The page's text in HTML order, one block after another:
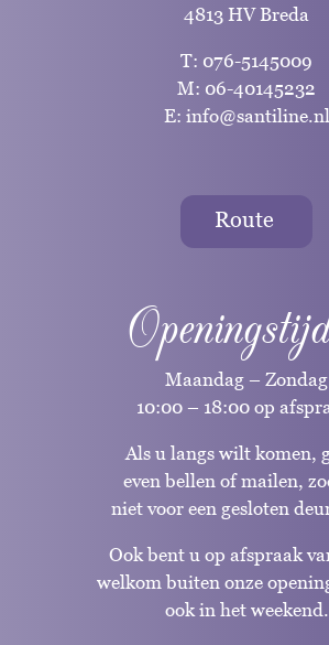
4813 HV Breda
T: 076-5145009
M: 06-40145232
E: info@santiline.nl
Route
Maandag – Zondag
10:00 – 18:00 op
Als u langs wilt komen,
even bellen of mailen,
niet voor een gesloten
Ook bent u op afspraak
welkom buiten onze
ook in het weekend.